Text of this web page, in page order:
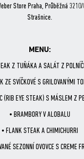
Store Praha, Průběžná
Strašnice.
MENU:
Z TUŇÁKA A SALÁT Z
ZE SVÍČKOVÉ S GRILOVANÝMI
(RIB EYE STEAK) S MÁSLEM Z
• BRAMBORY V ALOBALU
• FLANK STEAK A CHIMICHURRI
SEZONNÍ OVOVCE S CREME